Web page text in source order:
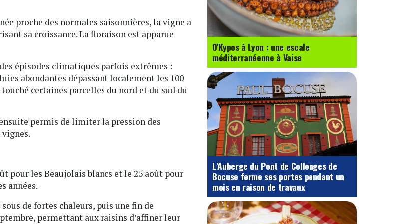
proche des normales saisonnières, la vigne a
sa croissance. La floraison est apparue
épisodes climatiques parfois extrêmes :
abondantes dépassant localement les 100
certaines parcelles du nord et du sud du
permis de limiter la pression des
pour les Beaujolais blancs et le 25 août pour
années.
de fortes chaleurs, puis une fin de
permettant aux raisins d’affiner leur
O'Kypos à Lyon : une escale
méditerranéenne à Vaise
L’Auberge du Pont de Collonges de
Bocuse ferme ses portes pendant un
mois en raison de travaux